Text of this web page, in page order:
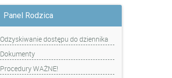
Panel Rodzica
Odzyskiwanie dostępu do dziennika
Dokumenty
Procedury WAŻNE!